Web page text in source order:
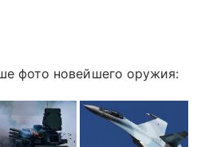
фото новейшего оружия: